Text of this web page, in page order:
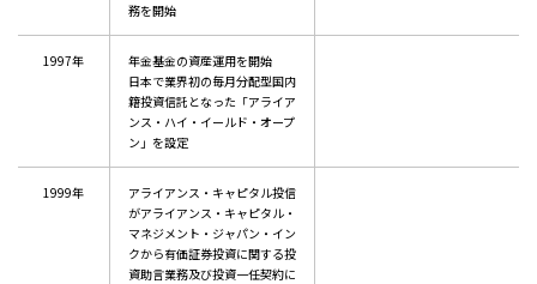
務を開始
1997年
年金基金の資産運用を開始
日本で業界初の毎月分配型国内
籍投資信託となった「アライア
ンス・ハイ・イールド・オープ
ン」を設定
1999年
アライアンス・キャピタル投信
がアライアンス・キャピタル・
マネジメント・ジャパン・イン
クから有価証券投資に関する投
資助言業務及び投資一任契約に